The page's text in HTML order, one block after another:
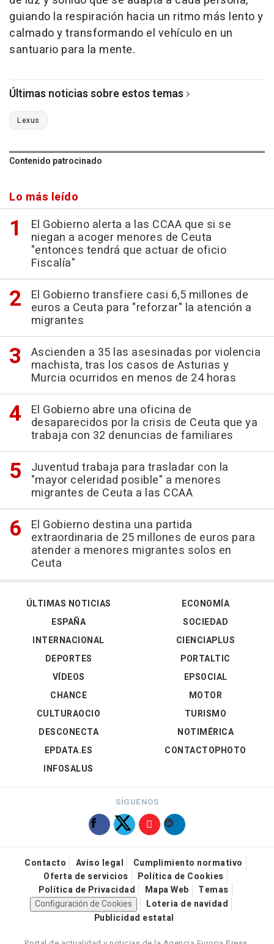
guiando la respiración hacia un ritmo más lento y
calmado y transformando el vehículo en un
santuario para la mente.
Últimas noticias sobre estos temas
Lexus
Contenido patrocinado
Lo más leído
El Gobierno alerta a las CCAA que si se
niegan a acoger menores de Ceuta
"entonces tendrá que actuar de oficio
Fiscalía"
El Gobierno transfiere casi 6,5 millones de
euros a Ceuta para "reforzar" la atención a
migrantes
Ascienden a 35 las asesinadas por violencia
machista, tras los casos de Asturias y
Murcia ocurridos en menos de 24 horas
El Gobierno abre una oficina de
desaparecidos por la crisis de Ceuta que ya
trabaja con 32 denuncias de familiares
Juventud trabaja para trasladar con la
"mayor celeridad posible" a menores
migrantes de Ceuta a las CCAA
El Gobierno destina una partida
extraordinaria de 25 millones de euros para
atender a menores migrantes solos en
Ceuta
ÚLTIMAS NOTICIAS
ESPAÑA
INTERNACIONAL
DEPORTES
VÍDEOS
ECONOMÍA
SOCIEDAD
CIENCIAPLUS
PORTALTIC
EPSOCIAL
CHANCE
CULTURAOCIO
DESCONECTA
EPDATA.ES
INFOSALUS
MOTOR
TURISMO
NOTIMÉRICA
CONTACTOPHOTO
SÍGUENOS
Contacto Aviso legal
Cumplimiento normativo
Oferta de servicios
Política de Cookies
Política de Privacidad
Mapa Web
Temas
Configuración de Cookies
Loteria de navidad
Publicidad estatal